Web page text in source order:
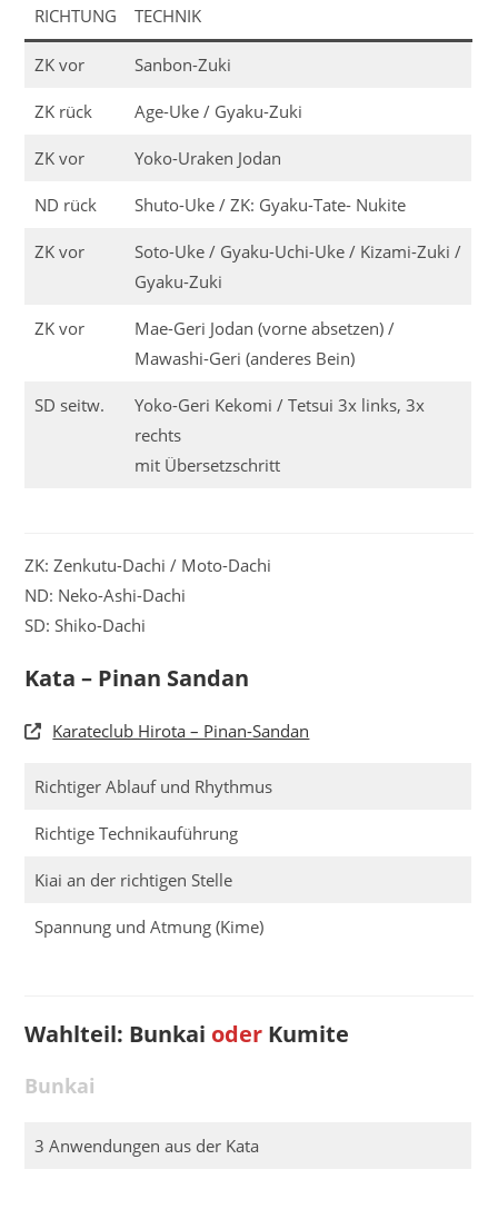
RICHTUNG TECHNIK
ZK vor Sanbon-Zuki
ZK rück Age-Uke / Gyaku-Zuki
ZK vor Yoko-Uraken Jodan
ND rück Shuto-Uke / ZK: Gyaku-Tate- Nukite
ZK vor
Soto-Uke / Gyaku-Uchi-Uke / Kizami-Zuki /
Gyaku-Zuki
ZK vor
Mae-Geri Jodan (vorne absetzen) /
Mawashi-Geri (anderes Bein)
SD seitw.
Yoko-Geri Kekomi / Tetsui 3x links, 3x
rechts
mit Übersetzschritt
ZK: Zenkutu-Dachi / Moto-Dachi
ND: Neko-Ashi-Dachi
SD: Shiko-Dachi
Kata – Pinan Sandan
Karateclub Hirota – Pinan-Sandan
Richtiger Ablauf und Rhythmus
Richtige Technikauführung
Kiai an der richtigen Stelle
Spannung und Atmung (Kime)
Wahlteil: Bunkai oder Kumite
Bunkai
3 Anwendungen aus der Kata